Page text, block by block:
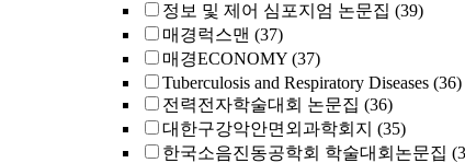
정보 및 제어 심포지엄 논문집 (39)
매경럭스맨 (37)
매경ECONOMY (37)
Tuberculosis and Respiratory Diseases (36)
전력전자학술대회 논문집 (36)
대한구강악안면외과학회지 (35)
한국소음진동공학회 학술대회논문집